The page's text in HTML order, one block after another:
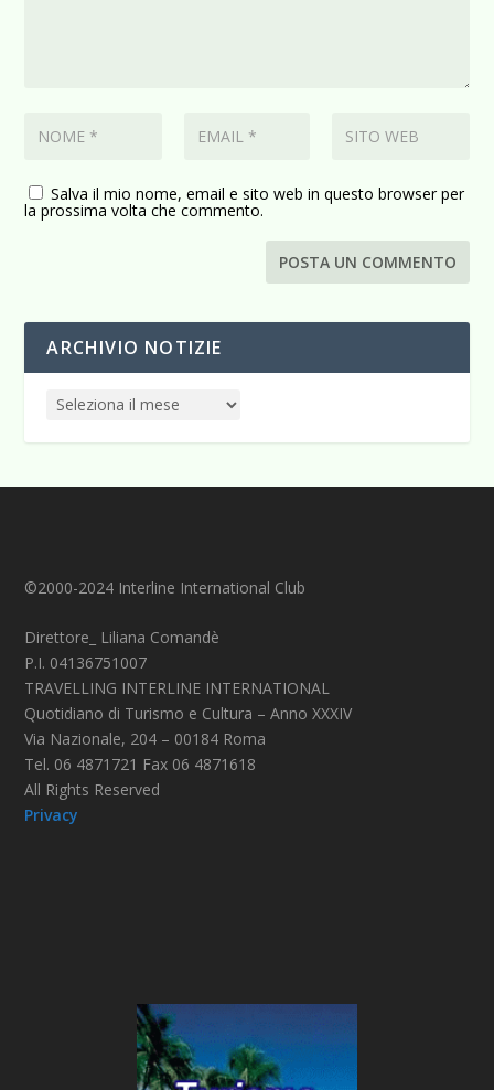
Salva il mio nome, email e sito web in questo browser per
la prossima volta che commento.
ARCHIVIO NOTIZIE
©2000-2024 Interline International Club
Direttore_ Liliana Comandè
P.I. 04136751007
TRAVELLING INTERLINE INTERNATIONAL
Quotidiano di Turismo e Cultura – Anno XXXIV
Via Nazionale, 204 – 00184 Roma
Tel. 06 4871721 Fax 06 4871618
All Rights Reserved
Privacy